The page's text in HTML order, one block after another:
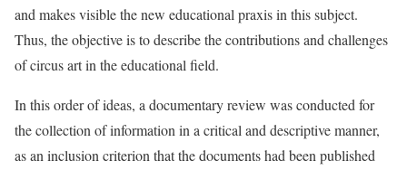
and makes visible the new educational praxis in this subject.
Thus, the objective is to describe the contributions and challenges
of circus art in the educational field.
In this order of ideas, a documentary review was conducted for
the collection of information in a critical and descriptive manner,
as an inclusion criterion that the documents had been published